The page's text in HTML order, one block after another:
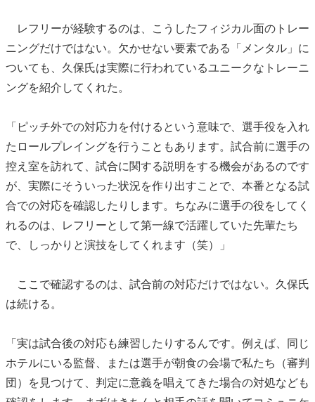
レフリーが経験するのは、こうしたフィジカル面のトレー
ニングだけではない。欠かせない要素である「メンタル」に
ついても、久保氏は実際に行われているユニークなトレーニ
ングを紹介してくれた。
「ピッチ外での対応力を付けるという意味で、選手役を入れ
たロールプレイングを行うこともあります。試合前に選手の
控え室を訪れて、試合に関する説明をする機会があるのです
が、実際にそういった状況を作り出すことで、本番となる試
合での対応を確認したりします。ちなみに選手の役をしてく
れるのは、レフリーとして第一線で活躍していた先輩たち
で、しっかりと演技をしてくれます（笑）」
ここで確認するのは、試合前の対応だけではない。久保氏
は続ける。
「実は試合後の対応も練習したりするんです。例えば、同じ
ホテルにいる監督、または選手が朝食の会場で私たち（審判
団）を見つけて、判定に意義を唱えてきた場合の対処なども